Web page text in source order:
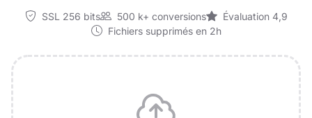
SSL 256 bits 500 k+ conversions
Évaluation 4,9
Fichiers supprimés en 2h